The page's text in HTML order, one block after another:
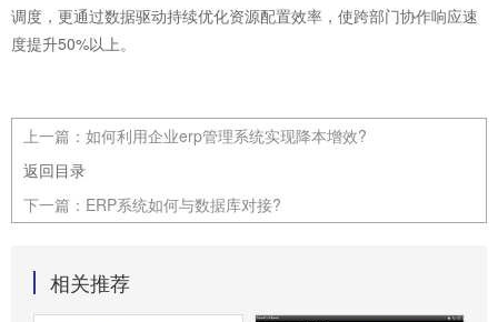
调度，更通过数据驱动持续优化资源配置效率，使跨部门协作响应速
度提升50%以上。
上一篇： 如何利用企业erp管理系统实现降本增效?
返回目录
下一篇： ERP系统如何与数据库对接?
相关推荐